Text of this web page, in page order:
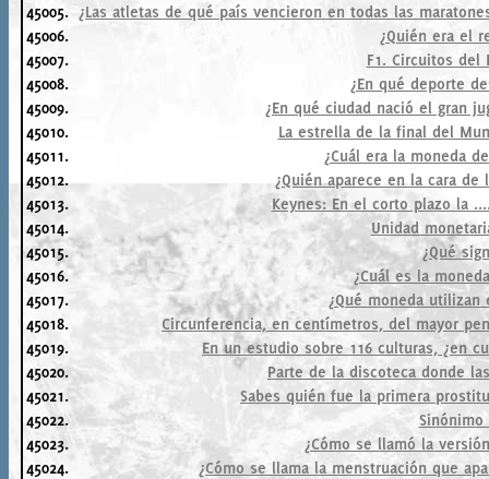
45005. ¿Las atletas de qué país vencieron en todas las
45006.
¿Quién era el
45007.
F1. Circuitos del
45008.
¿En qué deporte
45009.
¿En qué ciudad nació el gran
45010.
La estrella de la final del
45011.
¿Cuál era la moneda
45012.
¿Quién aparece en la cara
45013.
Keynes: En el corto plazo la
45014.
Unidad
45015.
¿Qué
45016.
¿Cuál es la
45017.
¿Qué moneda utilizan
45018.
Circunferencia, en centímetros, del mayor
45019.
En un estudio sobre 116 culturas, ¿en
45020.
Parte de la discoteca donde
45021.
Sabes quién fue la primera
45022.
Sinónimo
45023.
¿Cómo se llamó la
45024.
¿Cómo se llama la menstruación que